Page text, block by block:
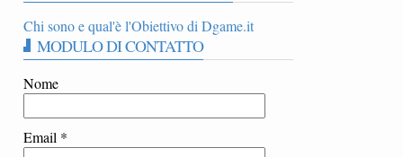
Chi sono e qual'è l'Obiettivo di Dgame.it
MODULO DI CONTATTO
Nome
Email *